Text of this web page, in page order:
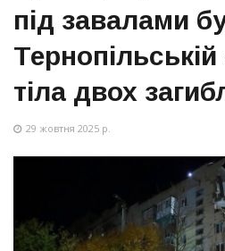
під завалами
тіла двох
29 жовтня 2025 р.